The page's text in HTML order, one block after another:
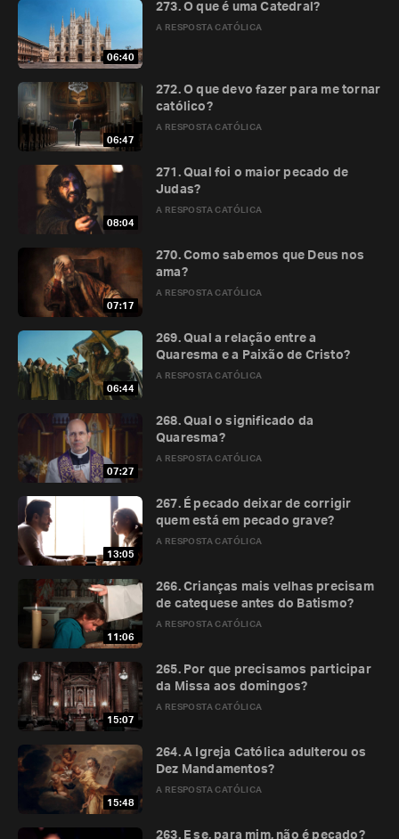
06:40
A RESPOSTA CATÓLICA
273. O que é uma Catedral?
06:47
A RESPOSTA CATÓLICA
272. O que devo fazer para me tornar
católico?
08:04
A RESPOSTA CATÓLICA
271. Qual foi o maior pecado de
Judas?
07:17
A RESPOSTA CATÓLICA
270. Como sabemos que Deus nos
ama?
06:44
A RESPOSTA CATÓLICA
269. Qual a relação entre a
Quaresma e a Paixão de Cristo?
07:27
A RESPOSTA CATÓLICA
268. Qual o significado da
Quaresma?
13:05
A RESPOSTA CATÓLICA
267. É pecado deixar de corrigir
quem está em pecado grave?
11:06
A RESPOSTA CATÓLICA
266. Crianças mais velhas precisam
de catequese antes do Batismo?
15:07
A RESPOSTA CATÓLICA
265. Por que precisamos participar
da Missa aos domingos?
15:48
A RESPOSTA CATÓLICA
264. A Igreja Católica adulterou os
Dez Mandamentos?
263. E se, para mim, não é pecado?